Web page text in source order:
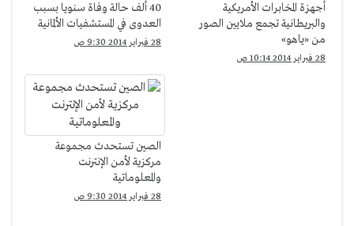
أجهزة المخابرات الأمريكية
والبريطانية تجمع ملايين الصور
من «ياهو»
28 فبراير 2014 10:14 ص
40 ألف حالة وفاة سنويا بسبب
العدوى في المستشفيات الألمانية
28 فبراير 2014 9:30 ص
الصين تستحدث مجموعة
مركزية لأمن الإنترنت
والمعلوماتية
28 فبراير 2014 9:30 ص